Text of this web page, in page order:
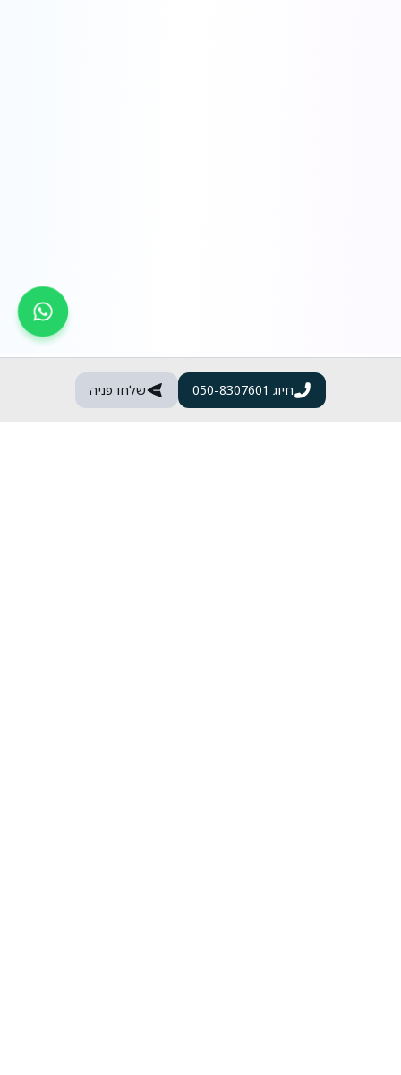
חיוג 050-8307601 שלחו פניה